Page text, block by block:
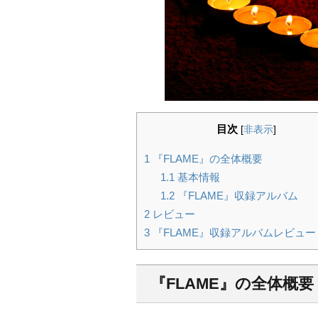
目次 [非表示]
1
『FLAME』の全体概要
1.1 基本情報
1.2『FLAME』収録アルバム
2 レビュー
3 『FLAME』収録アルバムレビュ
『FLAME』の全体概要